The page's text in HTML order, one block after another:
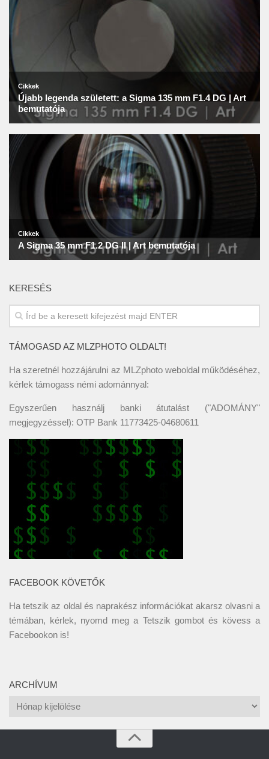
KERESÉS
TÁMOGASD AZ MLZPHOTO OLDALT!
Ha szeretnél hozzájárulni az MLZphoto weboldal működéséhez,
kérlek támogass némi adománnyal:
Egyszerűen használj banki átutalást ("ADOMÁNY"
megjegyzéssel): OTP Bank 11773425-04680611
FACEBOOK KÖVETŐK
Ha tetszik az oldal és naprakész információkat akarsz olvasni a
témában, kérlek, nyomd meg a Tetszik gombot és kövess a
Facebookon is!
ARCHÍVUM
Archívum